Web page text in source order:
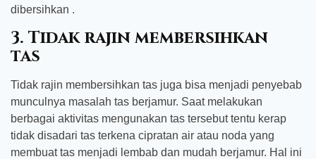
dibersihkan .
3. Tidak rajin membersihkan
tas
Tidak rajin membersihkan tas juga bisa menjadi penyebab
munculnya masalah tas berjamur. Saat melakukan
berbagai aktivitas mengunakan tas tersebut tentu kerap
tidak disadari tas terkena cipratan air atau noda yang
membuat tas menjadi lembab dan mudah berjamur. Hal ini